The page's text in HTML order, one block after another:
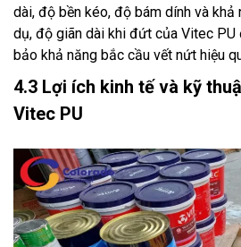
dài, độ bền kéo, độ bám dính và khả
dụ, độ giãn dài khi đứt của Vitec PU
bảo khả năng bắc cầu vết nứt hiệu
4.3 Lợi ích kinh tế và kỹ
Vitec PU